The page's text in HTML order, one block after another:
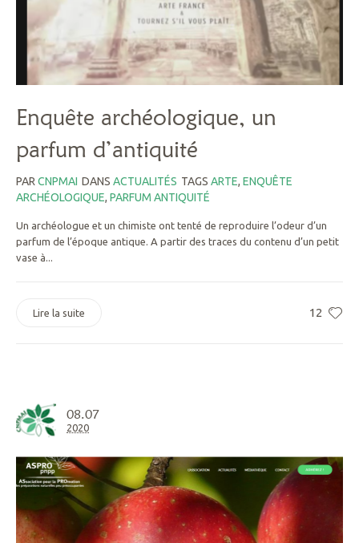
Enquête archéologique, un
parfum d’antiquité
PARCNPMAI DANS ACTUALITÉS TAGS ARTE, ENQUÊTE
ARCHÉOLOGIQUE, PARFUM ANTIQUITÉ
Un archéologue et un chimiste ont tenté de reproduire l’odeur d’un
parfum de l’époque antique. A partir des traces du contenu d’un petit
vase à...
12
Lire la suite
08.07
2020